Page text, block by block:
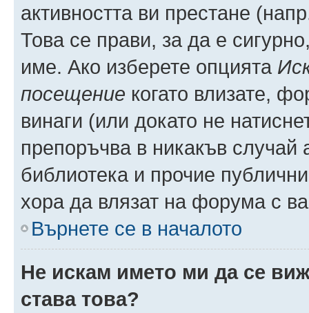
активността ви престане
Това се прави, за да е
име. Ако изберете опцията
посещение когато влизате,
винаги (или докато не
препоръчва в никакъв случай
библиотека и прочие
хора да влязат на форума с
Върнете се в началото
Не искам името ми да се
става това?